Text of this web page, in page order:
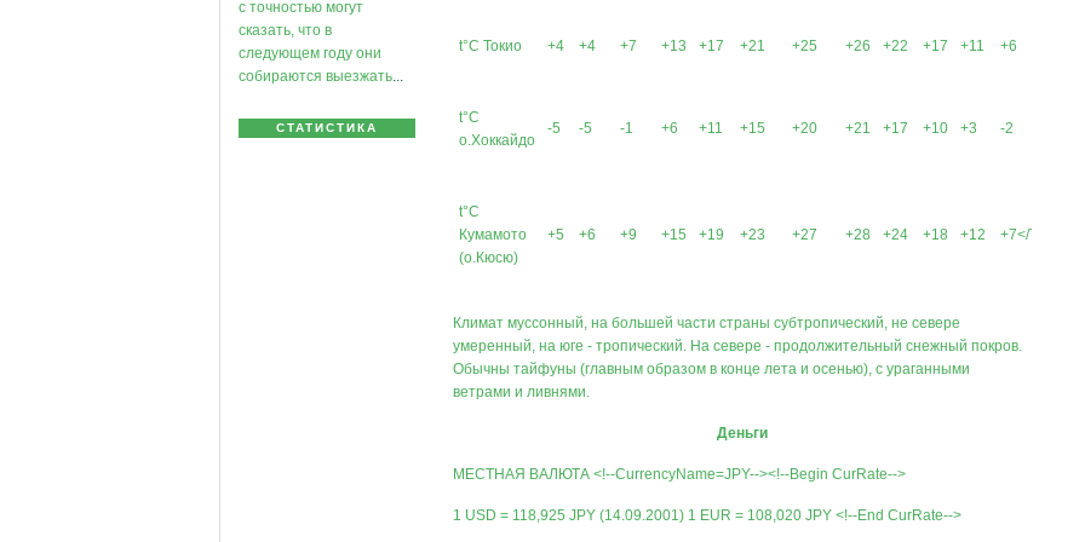
t°C Токио +4 +4 +7 +13 +17 +21 +25 +26 +22 +17 +11 +6
t°C
о.Хоккайдо
-5 -5 -1 +6 +11 +15 +20 +21 +17 +10 +3 -2
t°C
Кумамото
(о.Кюсю)
+5 +6 +9 +15 +19 +23 +27 +28 +24 +18 +12 +7</
Климат муссонный, на большей части страны субтропический, не севере
умеренный, на юге - тропический. На севере - продолжительный снежный покров.
Обычны тайфуны (главным образом в конце лета и осенью), с ураганными
ветрами и ливнями.
Деньги
МЕСТНАЯ ВАЛЮТА <!--CurrencyName=JPY--><!--Begin CurRate-->
1 USD = 118,925 JPY (14.09.2001) 1 EUR = 108,020 JPY <!--End CurRate-->
с точностью могут
сказать, что в
следующем году они
собираются выезжать...
СТАТИСТИКА